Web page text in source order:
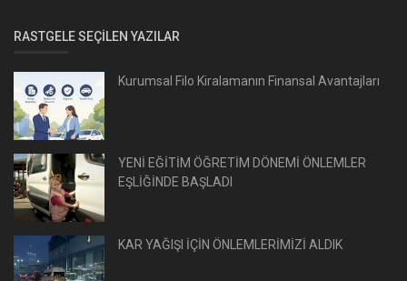
RASTGELE SEÇILEN YAZILAR
Kurumsal Filo Kiralamanın Finansal Avantajları
YENİ EĞİTİM ÖĞRETİM DÖNEMİ ÖNLEMLER
EŞLİĞİNDE BAŞLADI
KAR YAĞIŞI İÇİN ÖNLEMLERİMİZİ ALDIK